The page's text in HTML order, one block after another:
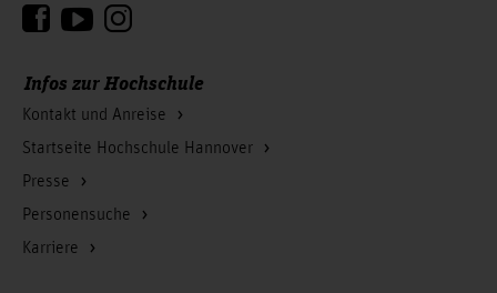
Infos zur Hochschule
Kontakt und Anreise
Startseite Hochschule Hannover
Presse
Personensuche
Karriere